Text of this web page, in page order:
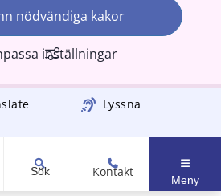
nödvändiga kakor
inställningar
Lyssna
Sök Kontakt
Meny